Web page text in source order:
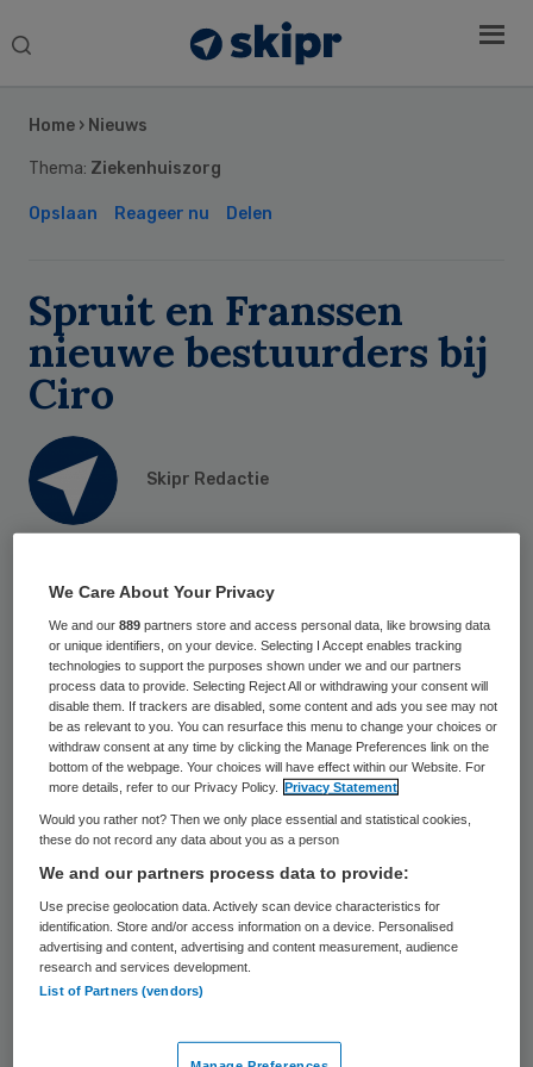
Search
Home › Nieuws
Thema: Ziekenhuiszorg
Opslaan Reageer nu Delen
Spruit en Franssen
nieuwe bestuurders bij
Ciro
Skipr Redactie
Gespecialiseerd behandelcentrum Ciro stelt
twee nieuwe bestuurders aan. Martijn
Spruit en Frits Franssen promoveren tot
bestuurder bij de Limburgse
zorgorganisatie voor complexe chronische
longaandoeningen.
Dat maakt Ciro dinsdagmiddag bekend. Ze
zijn benoemd door aandeelhouders
Maastricht UMC+ en Stichting Proteion
Thuis en vormen samen met voorzitter
Ingrid Augustin vanaf 1 juni het nieuwe
Sidebar
We Care About Your Privacy
We and our889 partners store and access personal data, like browsing data
or unique identifiers, on your device. Selecting I Accept enables tracking
technologies to support the purposes shown under we and our partners
process data to provide. Selecting Reject All or withdrawing your consent will
disable them. If trackers are disabled, some content and ads you see may not
be as relevant to you. You can resurface this menu to change your choices or
withdraw consent at any time by clicking the Manage Preferences link on the
bottom of the webpage. Your choices will have effect within our Website. For
more details, refer to our Privacy Policy.
Privacy Statement
Would you rather not? Then we only place essential and statistical cookies,
these do not record any data about you as a person
We and our partners process data to provide:
Use precise geolocation data. Actively scan device characteristics for
identification. Store and/or access information on a device. Personalised
advertising and content, advertising and content measurement, audience
research and services development.
List of Partners (vendors)